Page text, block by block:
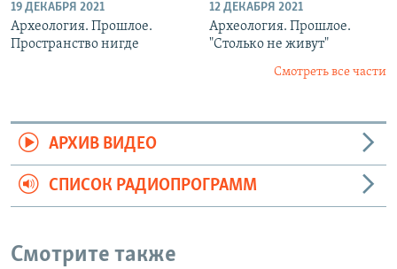
19 ДЕКАБРЯ 2021
Археология. Прошлое.
Пространство нигде
12 ДЕКАБРЯ 2021
Археология. Прошлое.
"Столько не живут"
Смотреть все части
АРХИВ ВИДЕО
СПИСОК РАДИОПРОГРАММ
Смотрите также